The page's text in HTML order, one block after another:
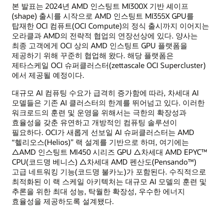
본 발표는 2024년 AMD 인스팅트 MI300X 기반 셰이프
(shape) 출시를 시작으로 AMD 인스팅트 MI355X GPU를
탑재한 OCI 컴퓨트(OCI Compute)의 정식 출시까지 이어지는
오라클과 AMD의 전략적 협업의 연장선상에 있다. 양사는
최종 고객에게 OCI 상의 AMD 인스팅트 GPU 플랫폼을
제공하기 위해 꾸준히 협업해 왔다. 해당 플랫폼은
제타스케일 OCI 슈퍼클러스터(zettascale OCI Supercluster)
에서 제공될 예정이다.
대규모 AI 컴퓨팅 수요가 급격히 증가함에 따라, 차세대 AI
모델들은 기존 AI 클러스터의 한계를 뛰어넘고 있다. 이러한
워크로드의 훈련 및 운영을 위해서는 극한의 확장성과
효율성을 갖춘 유연하고 개방적인 컴퓨팅 솔루션이
필요하다. OCI가 새롭게 선보일 AI 슈퍼클러스터는 AMD
“헬리오스(Helios)” 랙 설계를 기반으로 하며, 여기에는
△AMD 인스팅트 MI450 시리즈 GPU △차세대 AMD EPYC™
CPU(코드명 베니스) △차세대 AMD 펜산도(Pensando™)
고급 네트워킹 기능(코드명 불카노)가 포함된다. 수직적으로
최적화된 이 랙 스케일 아키텍처는 대규모 AI 모델의 훈련 및
추론을 위한 최대 성능, 탁월한 확장성, 우수한 에너지
효율성을 제공하도록 설계됐다.